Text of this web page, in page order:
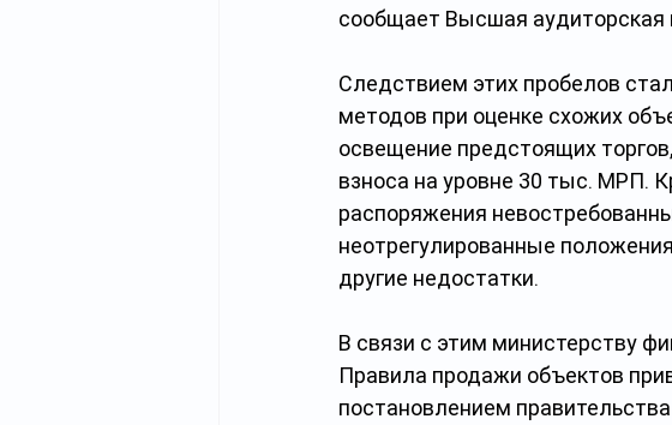
сообщает Высшая аудиторская
Следствием этих пробелов
методов при оценке схожих
освещение предстоящих
взноса на уровне 30 тыс. МРП.
распоряжения
неотрегулированные
другие недостатки.
В связи с этим министерству
Правила продажи объектов
постановлением